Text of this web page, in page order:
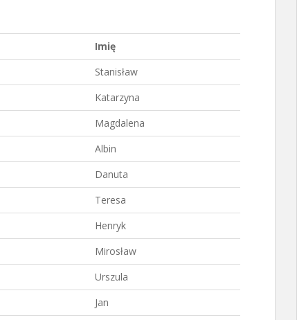
Imię
Stanisław
Katarzyna
Magdalena
Albin
Danuta
Teresa
Henryk
Mirosław
Urszula
Jan